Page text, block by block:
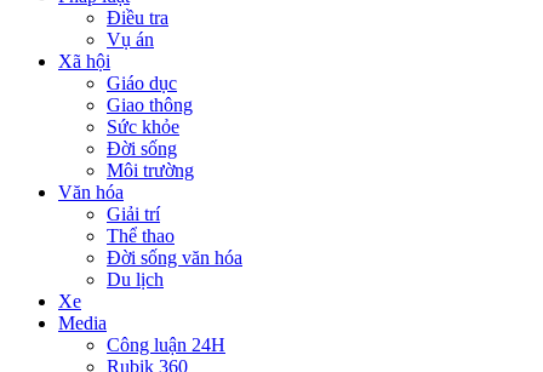
Điều tra
Vụ án
Xã hội
Giáo dục
Giao thông
Sức khỏe
Đời sống
Môi trường
Văn hóa
Giải trí
Thể thao
Đời sống văn hóa
Du lịch
Xe
Media
Công luận 24H
Rubik 360